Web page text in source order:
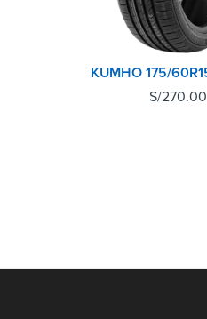
S/270.00